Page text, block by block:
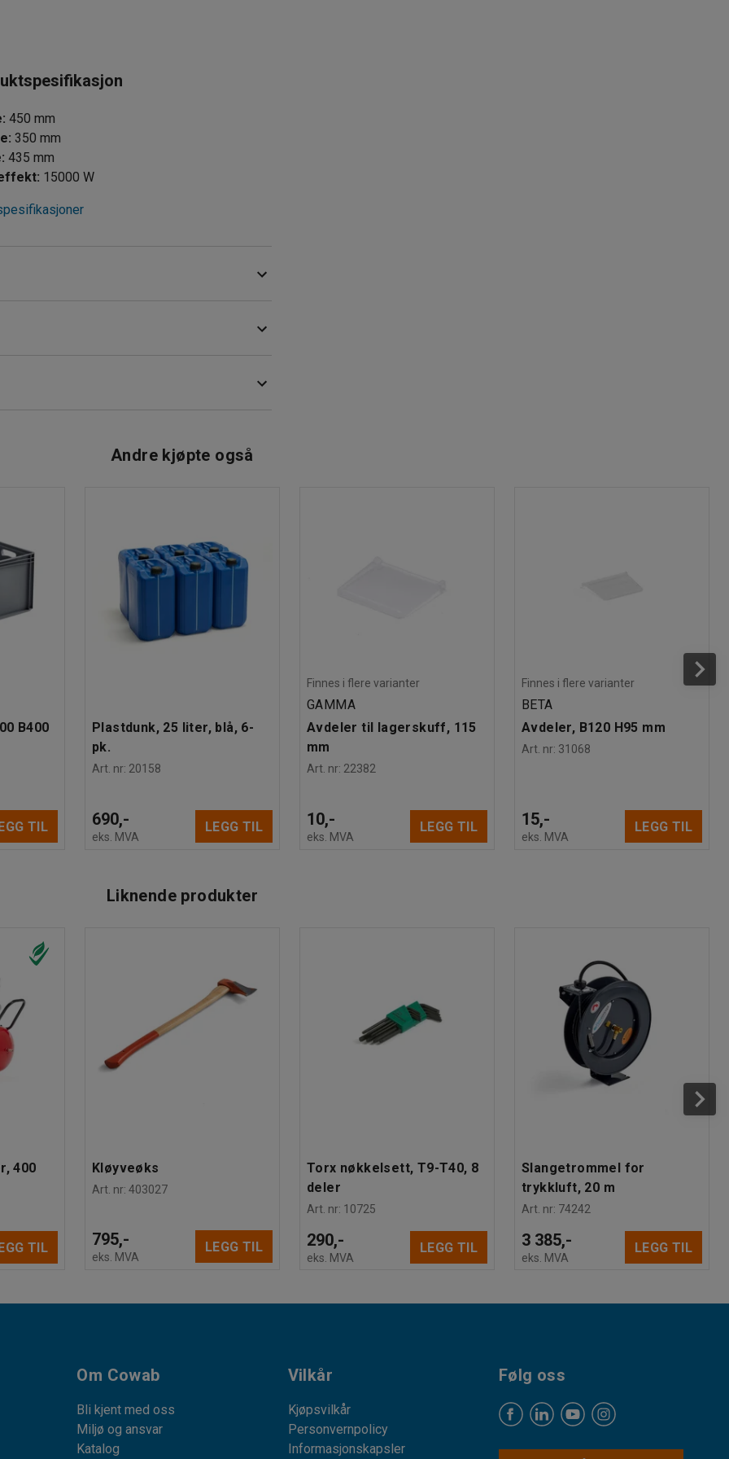
: 450 mm
: 350 mm
: 435 mm
: 15000 W
stikk på 32 A (CEE-uttak).Andre kjøpte også
B400
TIL
Plastdunk, 25 liter, blå, 6-
pk.
Art. nr: 20158
690,-
eks. MVA
LEGG TIL
Finnes i flere varianter
GAMMA
Avdeler til lagerskuff, 115
mm
Art. nr: 22382
10,-
eks. MVA
LEGG TIL
Finnes i flere varianter
BETA
Avdeler, B120 H95 mm
Art. nr: 31068
15,-
eks. MVA
LEGG TIL
Liknende produkter
400
TIL
Kløyveøks
Art. nr: 403027
795,-
eks. MVA
LEGG TIL
Torx nøkkelsett, T9-T40, 8
deler
Art. nr: 10725
290,-
eks. MVA
LEGG TIL
Slangetrommel for
trykkluft, 20 m
Art. nr: 74242
3 385,-
eks. MVA
LEGG TIL
Om Cowab
Bli kjent med oss
Miljø og ansvar
Katalog
Vilkår
Kjøpsvilkår
Personvernpolicy
Informasjonskapsler
Følg oss